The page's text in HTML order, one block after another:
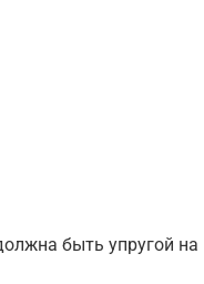
быть упругой на